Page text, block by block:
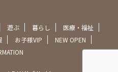
遊ぶ 暮らし
医療・福祉
お子様VIP
NEW OPEN